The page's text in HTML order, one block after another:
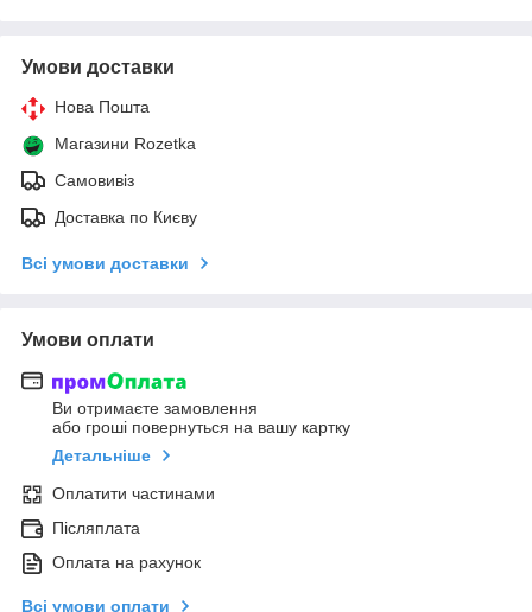
Умови доставки
Нова Пошта
Магазини Rozetka
Самовивіз
Доставка по Києву
Всі умови доставки
Умови оплати
Ви отримаєте замовлення
або гроші повернуться на вашу картку
Детальніше
Оплатити частинами
Післяплата
Оплата на рахунок
Всі умови оплати